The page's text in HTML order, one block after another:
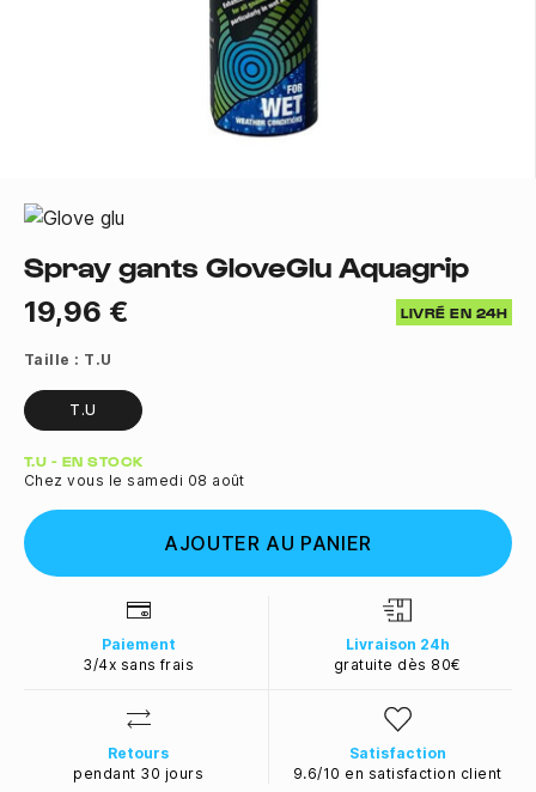
Spray gants GloveGlu Aquagrip
19,96 € LIVRÉ EN 24H
Taille : T.U
T.U
Quantité
T.U - EN STOCK
Chez vous le samedi 08 août
AJOUTER AU PANIER
Paiement
3/4x sans frais
Livraison 24h
gratuite dès 80€
Retours
pendant 30 jours
Satisfaction
9.6/10 en satisfaction client